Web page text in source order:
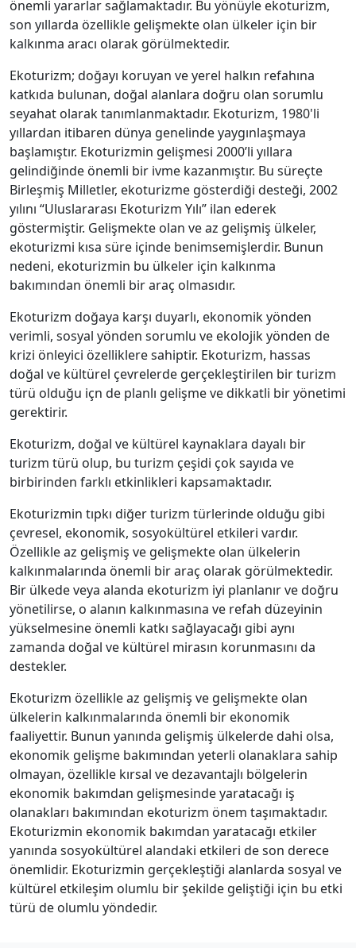
önemli yararlar sağlamaktadır. Bu yönüyle ekoturizm,
son yıllarda özellikle gelişmekte olan ülkeler için bir
kalkınma aracı olarak görülmektedir.
Ekoturizm; doğayı koruyan ve yerel halkın refahına
katkıda bulunan, doğal alanlara doğru olan sorumlu
seyahat olarak tanımlanmaktadır. Ekoturizm, 1980'li
yıllardan itibaren dünya genelinde yaygınlaşmaya
başlamıştır. Ekoturizmin gelişmesi 2000’li yıllara
gelindiğinde önemli bir ivme kazanmıştır. Bu süreçte
Birleşmiş Milletler, ekoturizme gösterdiği desteği, 2002
yılını “Uluslararası Ekoturizm Yılı” ilan ederek
göstermiştir. Gelişmekte olan ve az gelişmiş ülkeler,
ekoturizmi kısa süre içinde benimsemişlerdir. Bunun
nedeni, ekoturizmin bu ülkeler için kalkınma
bakımından önemli bir araç olmasıdır.
Ekoturizm doğaya karşı duyarlı, ekonomik yönden
verimli, sosyal yönden sorumlu ve ekolojik yönden de
krizi önleyici özelliklere sahiptir. Ekoturizm, hassas
doğal ve kültürel çevrelerde gerçekleştirilen bir turizm
türü olduğu içn de planlı gelişme ve dikkatli bir yönetimi
gerektirir.
Ekoturizm, doğal ve kültürel kaynaklara dayalı bir
turizm türü olup, bu turizm çeşidi çok sayıda ve
birbirinden farklı etkinlikleri kapsamaktadır.
Ekoturizmin tıpkı diğer turizm türlerinde olduğu gibi
çevresel, ekonomik, sosyokültürel etkileri vardır.
Özellikle az gelişmiş ve gelişmekte olan ülkelerin
kalkınmalarında önemli bir araç olarak görülmektedir.
Bir ülkede veya alanda ekoturizm iyi planlanır ve doğru
yönetilirse, o alanın kalkınmasına ve refah düzeyinin
yükselmesine önemli katkı sağlayacağı gibi aynı
zamanda doğal ve kültürel mirasın korunmasını da
destekler.
Ekoturizm özellikle az gelişmiş ve gelişmekte olan
ülkelerin kalkınmalarında önemli bir ekonomik
faaliyettir. Bunun yanında gelişmiş ülkelerde dahi olsa,
ekonomik gelişme bakımından yeterli olanaklara sahip
olmayan, özellikle kırsal ve dezavantajlı bölgelerin
ekonomik bakımdan gelişmesinde yaratacağı iş
olanakları bakımından ekoturizm önem taşımaktadır.
Ekoturizmin ekonomik bakımdan yaratacağı etkiler
yanında sosyokültürel alandaki etkileri de son derece
önemlidir. Ekoturizmin gerçekleştiği alanlarda sosyal ve
kültürel etkileşim olumlu bir şekilde geliştiği için bu etki
türü de olumlu yöndedir.